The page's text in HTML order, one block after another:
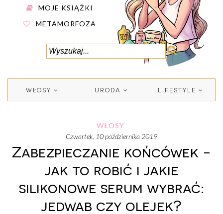
MOJE KSIĄŻKI
METAMORFOZA
WŁOSY URODA LIFESTYLE
WŁOSY
czwartek, 10 października 2019
Zabezpieczanie końcówek -
jak to robić i jakie
silikonowe serum wybrać:
jedwab czy olejek?